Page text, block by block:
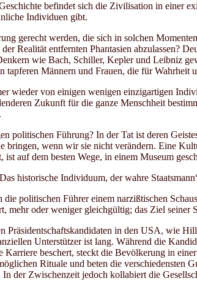
befindet sich die Zivilisation in einer
Individuen gibt.
gerecht werden, die sich in solchen
Realität entfernten Phantasien abzulassen?
wie Bach, Schiller, Kepler und Leibniz
tapferen Männern und Frauen, die für
wieder von einigen wenigen einzigartigen
Zukunft für die ganze Menschheit
politischen Führung? In der Tat ist deren
bringen, wenn wir sie nicht verändern. Eine
auf dem besten Wege, in einem Museum
historische Individuum, der wahre
politischen Führer einem narzißtischen
mehr oder weniger gleichgültig; das Ziel
Präsidentschaftskandidaten in den USA, wie
Unterstützer ist lang. Während die
Karriere beschert, steckt die Bevölkerung in
Rituale und beten die verschiedensten
der Zwischenzeit jedoch kollabiert die